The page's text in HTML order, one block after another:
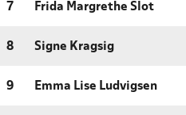
7 Frida Margrethe Slot
8 Signe Kragsig
9 Emma Lise Ludvigsen